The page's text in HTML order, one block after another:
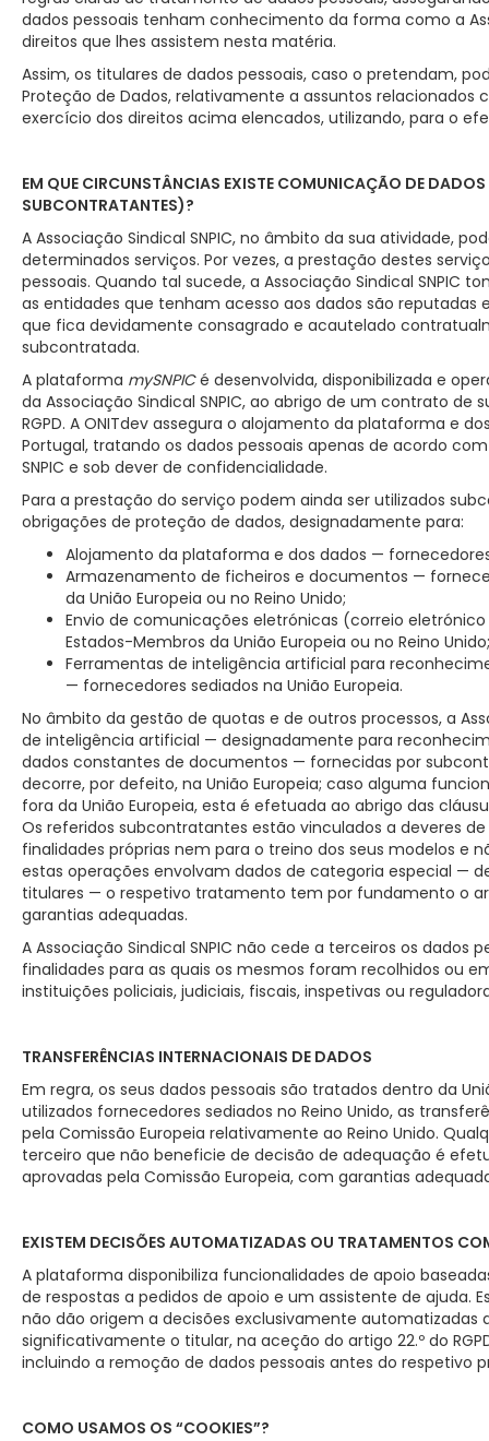
dados pessoais tenham conhecimento da forma como a
direitos que lhes assistem nesta matéria.
Assim, os titulares de dados pessoais, caso o pretendam,
Proteção de Dados, relativamente a assuntos
exercício dos direitos acima elencados, utilizando, para o
EM QUE CIRCUNSTÂNCIAS EXISTE COMUNICAÇÃO DE
SUBCONTRATANTES)?
A Associação Sindical SNPIC, no âmbito da sua atividade,
determinados serviços. Por vezes, a prestação destes
pessoais. Quando tal sucede, a Associação Sindical SNPIC
as entidades que tenham acesso aos dados são
que fica devidamente consagrado e acautelado
subcontratada.
A plataforma mySNPICé desenvolvida, disponibilizada e
da Associação Sindical SNPIC, ao abrigo de um contrato
RGPD. A ONITdev assegura o alojamento da plataforma e
Portugal, tratando os dados pessoais apenas de acordo
SNPIC e sob dever de confidencialidade.
Para a prestação do serviço podem ainda ser utilizados
obrigações de proteção de dados, designadamente para:
Alojamento da plataforma e dos dados —
Armazenamento de ficheiros e documentos —
da União Europeia ou no Reino Unido;
Envio de comunicações eletrónicas (correio
Estados-Membros da União Europeia ou no Reino Unido;
Ferramentas de inteligência artificial para
— fornecedores sediados na União Europeia.
No âmbito da gestão de quotas e de outros processos, a
de inteligência artificial — designadamente para
dados constantes de documentos — fornecidas por
decorre, por defeito, na União Europeia; caso alguma
fora da União Europeia, esta é efetuada ao abrigo das
Os referidos subcontratantes estão vinculados a deveres
finalidades próprias nem para o treino dos seus modelos e
estas operações envolvam dados de categoria especial —
titulares — o respetivo tratamento tem por fundamento o
garantias adequadas.
A Associação Sindical SNPIC não cede a terceiros os dados
finalidades para as quais os mesmos foram recolhidos ou
instituições policiais, judiciais, fiscais, inspetivas ou
TRANSFERÊNCIAS INTERNACIONAIS DE DADOS
Em regra, os seus dados pessoais são tratados dentro da
utilizados fornecedores sediados no Reino Unido, as
pela Comissão Europeia relativamente ao Reino Unido.
terceiro que não beneficie de decisão de adequação é
aprovadas pela Comissão Europeia, com garantias
EXISTEM DECISÕES AUTOMATIZADAS OU TRATAMENTOS
A plataforma disponibiliza funcionalidades de apoio
de respostas a pedidos de apoio e um assistente de
não dão origem a decisões exclusivamente
significativamente o titular, na aceção do artigo 22.º do
incluindo a remoção de dados pessoais antes do respetivo
COMO USAMOS OS “COOKIES”?